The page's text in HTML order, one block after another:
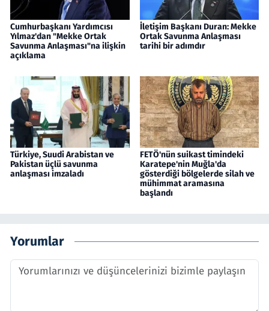
Cumhurbaşkanı Yardımcısı
Yılmaz'dan "Mekke Ortak
Savunma Anlaşması"na ilişkin
açıklama
İletişim Başkanı Duran: Mekke
Ortak Savunma Anlaşması
tarihi bir adımdır
Türkiye, Suudi Arabistan ve
Pakistan üçlü savunma
anlaşması imzaladı
FETÖ'nün suikast timindeki
Karatepe'nin Muğla'da
gösterdiği bölgelerde silah ve
mühimmat aramasına
başlandı
Yorumlar